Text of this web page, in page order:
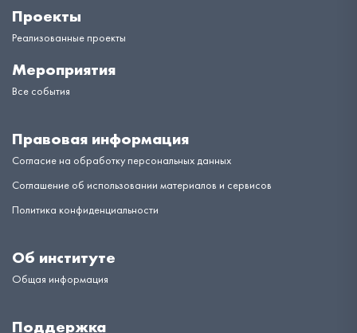
Проекты
Реализованные проекты
Мероприятия
Все события
Правовая информация
Согласие на обработку персональных данных
Соглашение об использовании материалов и сервисов
Политика конфиденциальности
Об институте
Общая информация
Поддержка